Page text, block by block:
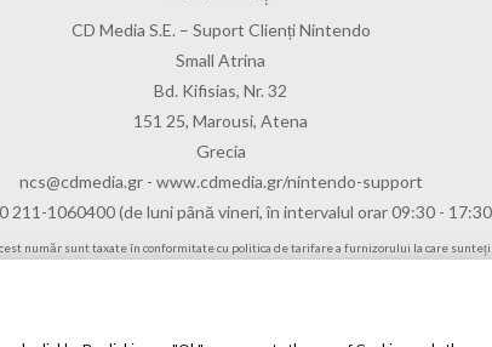
CD Media S.E. – Suport Clienți Nintendo
Small Atrina
Bd. Kifisias, Nr. 32
151 25, Marousi, Atena
Grecia
ncs@cdmedia.gr- www.cdmedia.gr/nintendo-support
211-1060400 (de luni până vineri, în intervalul orar 09:30 -
număr sunt taxate în conformitate cu politica de tarifare a furnizorului la care sunteți
în funcție de țara de origine și de tipul apelului (internațional, național, mobil sau linie